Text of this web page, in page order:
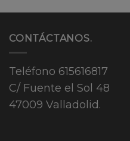
CONTÁCTANOS.
Teléfono 615616817
C/ Fuente el Sol 48
47009 Valladolid.